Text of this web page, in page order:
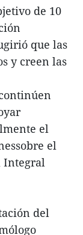
de 10
que las
y creen las
el
el
Integral
del